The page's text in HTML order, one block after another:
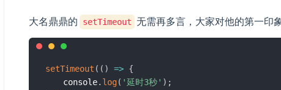
大名鼎鼎的 setTimeout 无需再多言，大家对他的第一印
setTimeout ( ( ) => {
    console
. log( '延时3秒' ) ;